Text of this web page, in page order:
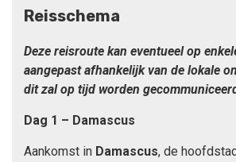
Reisschema
Deze reisroute kan eventueel op
aangepast afhankelijk van de lokale
dit zal op tijd worden
Dag 1 – Damascus
Aankomst in Damascus, de